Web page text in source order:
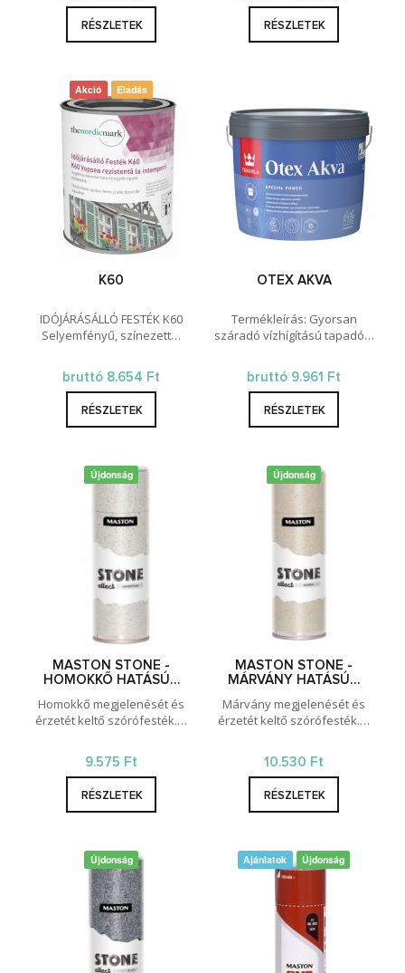
RÉSZLETEK RÉSZLETEK
Akció Eladás
K60
IDÓJÁRÁSÁLLÓ FESTÉK K60
Selyemfényű, színezett…
bruttó 8.654 Ft
RÉSZLETEK
OTEX AKVA
Termékleírás: Gyorsan
száradó vízhígítású tapadó…
bruttó 9.961 Ft
RÉSZLETEK
Újdonság
MASTON STONE -
HOMOKKŐ HATÁSÚ…
Homokkő megjelenését és
érzetét keltő szórófesték.…
9.575 Ft
RÉSZLETEK
Újdonság
MASTON STONE -
MÁRVÁNY HATÁSÚ…
Márvány megjelenését és
érzetét keltő szórófesték.…
10.530 Ft
RÉSZLETEK
Újdonság Ajánlatok Újdonság